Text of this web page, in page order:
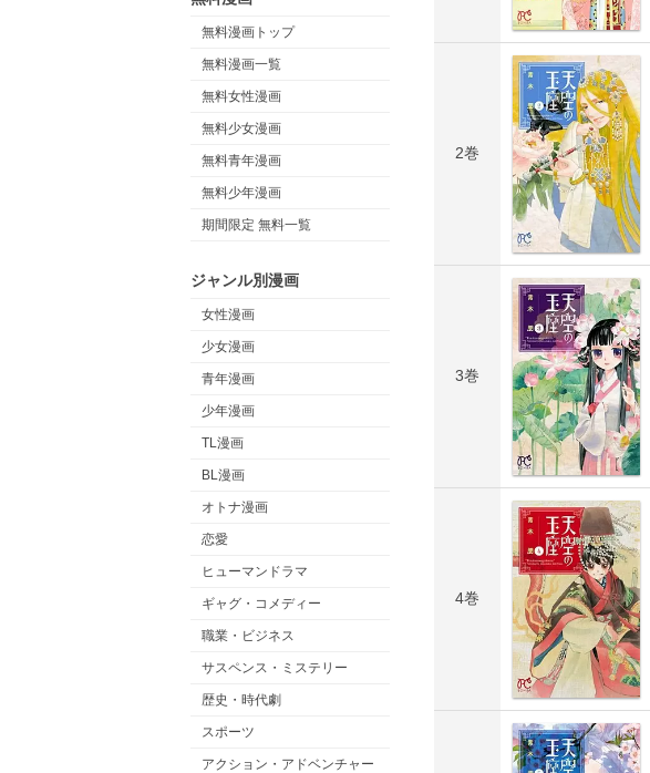
無料漫画トップ
無料漫画一覧
無料女性漫画
無料少女漫画
無料青年漫画
無料少年漫画
期間限定 無料一覧
ジャンル別漫画
女性漫画
少女漫画
青年漫画
少年漫画
TL漫画
BL漫画
オトナ漫画
恋愛
ヒューマンドラマ
ギャグ・コメディー
職業・ビジネス
サスペンス・ミステリー
歴史・時代劇
スポーツ
アクション・アドベンチャー
2巻
3巻
4巻